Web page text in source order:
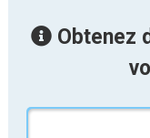
Obtenez